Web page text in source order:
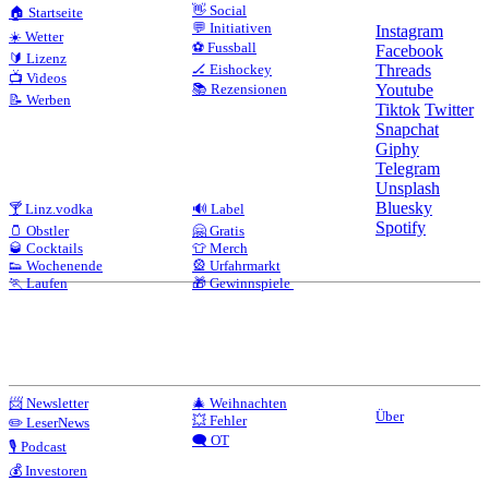
🏠 Startseite
☀️ Wetter
🔰 Lizenz
📺 Videos
📝 Werben
👋 Social
💬 Initiativen
⚽ Fussball
🏒 Eishockey
📚 Rezensionen
🍸 Linz.vodka
🫙 Obstler
🥃 Cocktails
👟 Wochenende
🏃 Laufen
🔊 Label
🤗 Gratis
👕 Merch
🎡 Urfahrmarkt
🎁 Gewinnspiele
📨 Newsletter
✏️ LeserNews
🎙️ Podcast
💰 Investoren
🎄 Weihnachten
💥 Fehler
🗨️ OT
Instagram
Facebook
Threads
Youtube
Tiktok Twitter
Snapchat
Giphy
Telegram
Unsplash
Bluesky
Spotify
Über